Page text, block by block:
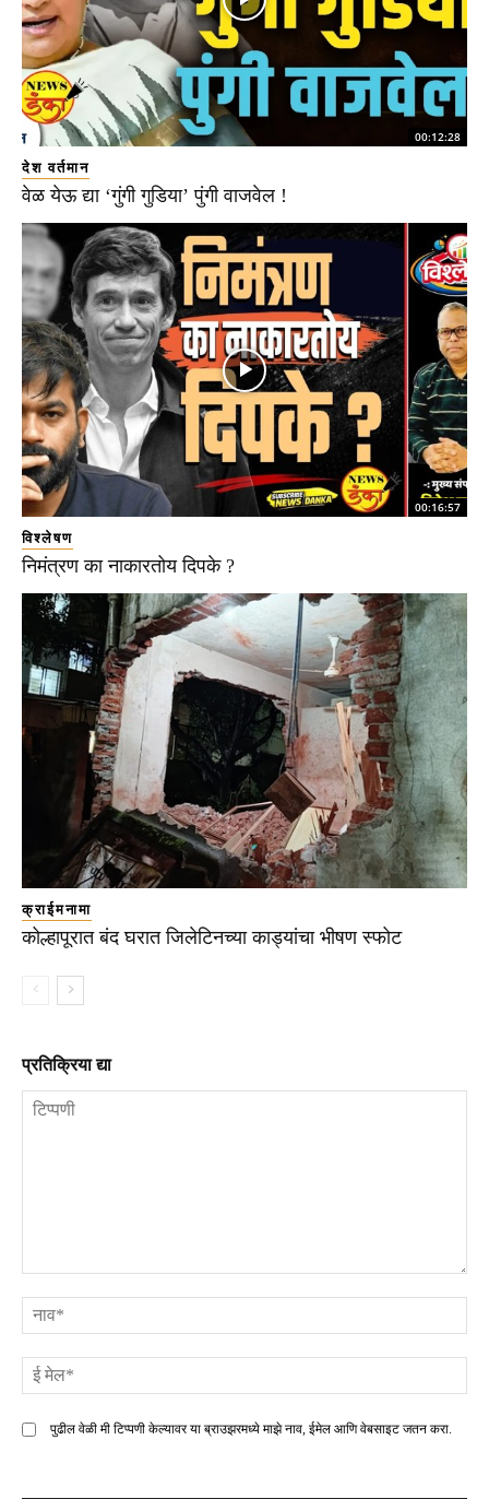
00:12:28
देश वर्तमान
वेळ येऊ द्या ‘गुंगी गुडिया’ पुंगी वाजवेल !
00:16:57
विश्लेषण
निमंत्रण का नाकारतोय दिपके ?
क्राईमनामा
कोल्हापूरात बंद घरात जिलेटिनच्या काड्यांचा भीषण स्फोट
प्रतिक्रिया द्या
पुढील वेळी मी टिप्पणी केल्यावर या ब्राउझरमध्ये माझे नाव, ईमेल आणि वेबसाइट जतन करा.